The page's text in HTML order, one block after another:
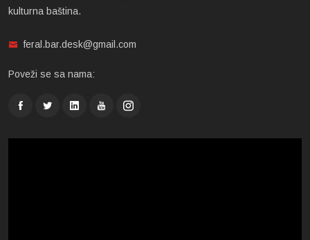
kulturna baština.
feral.bar.desk@gmail.com
Poveži se sa nama: